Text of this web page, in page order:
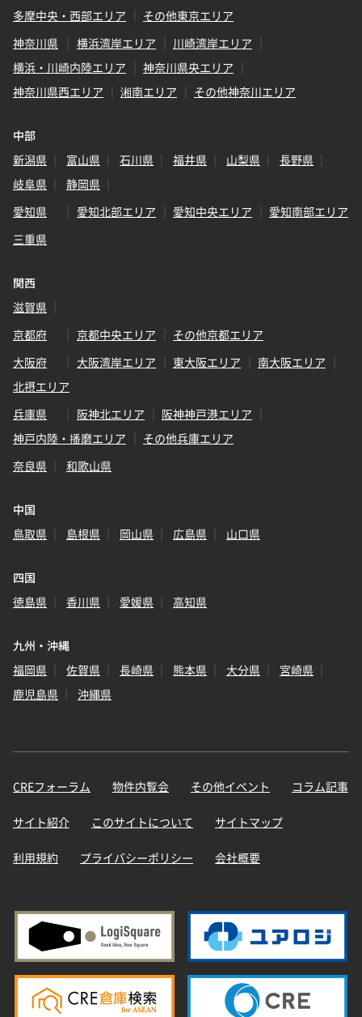
多摩中央・西部エリア
その他東京エリア
神奈川県
横浜湾岸エリア
川崎湾岸エリア
横浜・川崎内陸エリア
神奈川県央エリア
神奈川県西エリア
湘南エリア その他神奈川エリア
中部
新潟県
富山県 石川県 福井県 山梨県
長野県
岐阜県
静岡県
愛知県
愛知北部エリア 愛知中央エリア
愛知南部エリア
三重県
関西
滋賀県
京都府
京都中央エリア
その他京都エリア
大阪府
大阪湾岸エリア 東大阪エリア
南大阪エリア
北摂エリア
兵庫県
阪神北エリア
阪神神戸港エリア
神戸内陸・播磨エリア
その他兵庫エリア
奈良県
和歌山県
中国
鳥取県
島根県 岡山県 広島県 山口県
四国
徳島県
香川県 愛媛県 高知県
九州・沖縄
福岡県
佐賀県 長崎県 熊本県 大分県
宮崎県
鹿児島県
沖縄県
CREフォーラム 物件内覧会 その他イベント コラム記事
サイト紹介 このサイトについて サイトマップ
利用規約 プライバシーポリシー 会社概要